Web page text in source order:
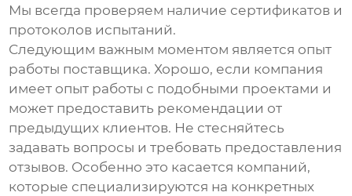
Мы всегда проверяем наличие сертификатов и
протоколов испытаний.
Следующим важным моментом является опыт
работы поставщика. Хорошо, если компания
имеет опыт работы с подобными проектами и
может предоставить рекомендации от
предыдущих клиентов. Не стесняйтесь
задавать вопросы и требовать предоставления
отзывов. Особенно это касается компаний,
которые специализируются на конкретных